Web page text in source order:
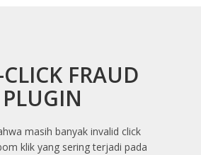
FRAUD
PLUGIN
masih banyak invalid click
klik yang sering terjadi pada